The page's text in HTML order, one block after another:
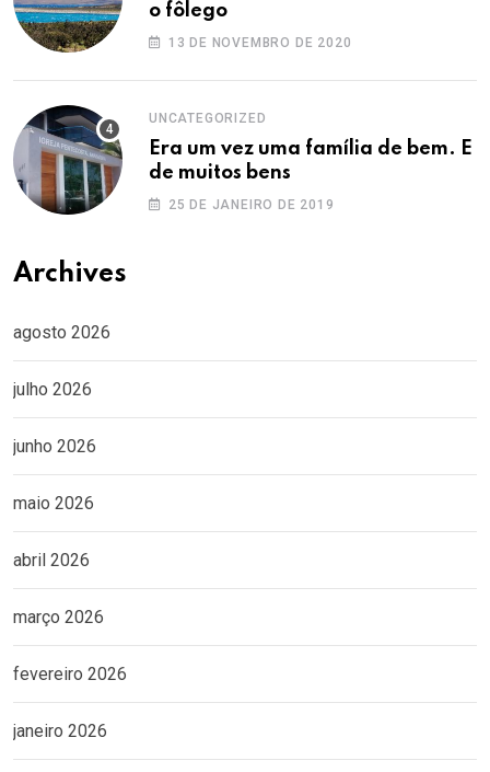
o fôlego
13 DE NOVEMBRO DE 2020
UNCATEGORIZED
Era um vez uma família de bem. E
de muitos bens
25 DE JANEIRO DE 2019
Archives
agosto 2026
julho 2026
junho 2026
maio 2026
abril 2026
março 2026
fevereiro 2026
janeiro 2026